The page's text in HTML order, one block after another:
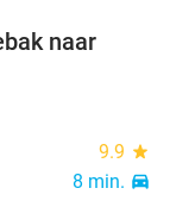
naar
9.9 star
8 min. directions_car